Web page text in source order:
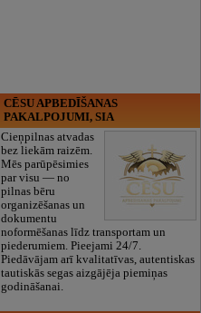
CĒSU APBEDĪŠANAS
PAKALPOJUMI, SIA
Cieņpilnas atvadas
bez liekām raizēm.
Mēs parūpēsimies
par visu — no
pilnas bēru
organizēšanas un
dokumentu
noformēšanas līdz transportam un
piederumiem. Pieejami 24/7.
Piedāvājam arī kvalitatīvas, autentiskas
tautiskās segas aizgājēja piemiņas
godināšanai.